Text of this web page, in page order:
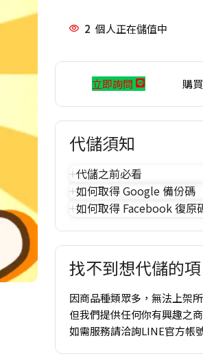
2 個人正在儲值中
立即詢問 購
代儲須知
代儲之前必看
如何取得 Google 備份碼
如何取得 Facebook 復原
找不到想代儲的
因商品種類眾多，無法上架
但我們提供任何你有興趣之
如需服務請洽詢LINE官方帳